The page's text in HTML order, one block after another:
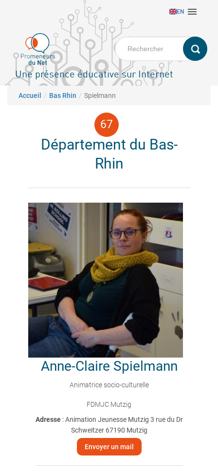
principal
EN 
Une présence éducative sur Internet
Fil d'Ariane
Accueil Bas Rhin Spielmann
Département du Bas-
Rhin
Anne-Claire Spielmann
Animatrice socio-culturelle
FDMJC Mutzig
Adresse : Animation Jeunesse Mutzig 3 rue du Dr
Schweitzer 67190 Mutzig
Envoyer un mail